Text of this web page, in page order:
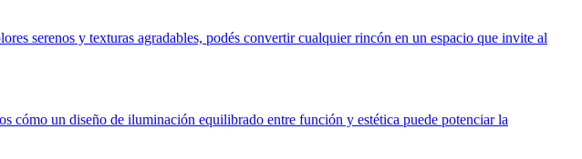
serenos y texturas agradables, podés convertir cualquier rincón en un espacio que invite al
cómo un diseño de iluminación equilibrado entre función y estética puede potenciar la